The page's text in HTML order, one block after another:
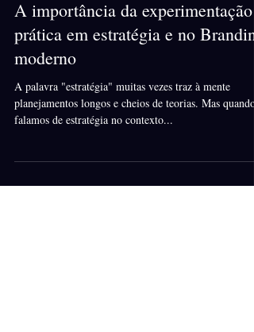
Estratégia
A importância da experimentação
prática em estratégia e no Branding
moderno
A palavra "estratégia" muitas vezes traz à mente
planejamentos longos e cheios de teorias. Mas quando